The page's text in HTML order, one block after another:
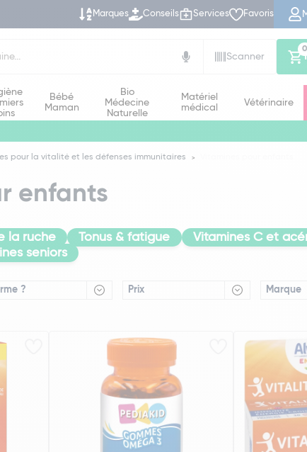
Marques Conseils Services Favoris
Scanner
0
Bébé
Maman
Bio
Médecine
Naturelle
Matériel
médical
Vétérinaire
pour la vitalité et les défenses immunitaires
enfants
la ruche Tonus & fatigue Vitamines C et
seniors
? Prix Marque